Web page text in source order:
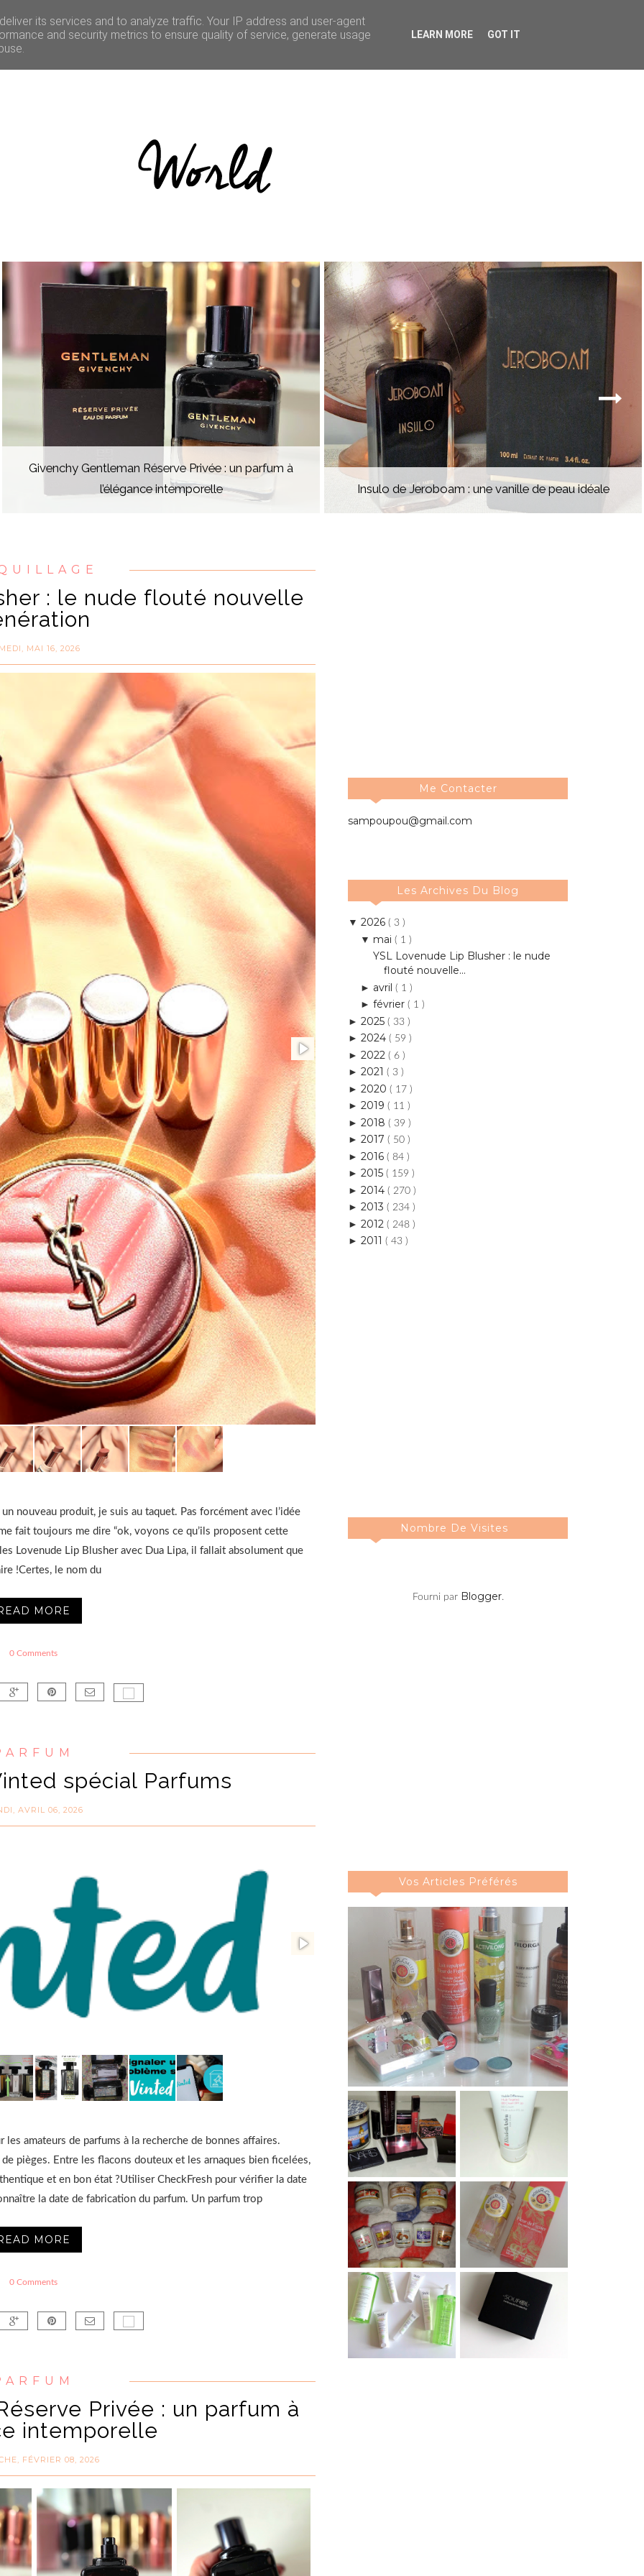
CULTURE BONNES ADRESSES CONCOURS
Givenchy Gentleman Réserve Privée : un parfum à
l’élégance intemporelle
Insulo de Jeroboam : une vanille de peau idéale
: le nude flouté nouvelle
MAI 16, 2026
nouveau produit, je suis au taquet. Pas forcément avec l’idée
fait toujours me dire “ok, voyons ce qu’ils proposent cette
Lovenude Lip Blusher avec Dua Lipa, il fallait absolument que
!Certes, le nom du
MORE
0 Comments
spécial Parfums
AVRIL 06, 2026
amateurs de parfums à la recherche de bonnes affaires.
pièges. Entre les flacons douteux et les arnaques bien ficelées,
et en bon état ?Utiliser CheckFresh pour vérifier la date
la date de fabrication du parfum. Un parfum trop
MORE
0 Comments
Privée : un parfum à
intemporelle
FÉVRIER 08, 2026
Me Contacter
sampoupou@gmail.com
Les Archives Du Blog
▼ 2026 ( 3 )
▼ mai ( 1 )
YSL Lovenude Lip Blusher : le nude
flouté nouvelle...
► avril ( 1 )
► février ( 1 )
► 2025 ( 33 )
► 2024 ( 59 )
► 2022 ( 6 )
► 2021 ( 3 )
► 2020 ( 17 )
► 2019 ( 11 )
► 2018 ( 39 )
► 2017 ( 50 )
► 2016 ( 84 )
► 2015 ( 159 )
► 2014 ( 270 )
► 2013 ( 234 )
► 2012 ( 248 )
► 2011 ( 43 )
Nombre De Visites
Fourni par Blogger.
Vos Articles Préférés
its services and to analyze traffic. Your IP address and user-agent
and security metrics to ensure quality of service, generate usage
LEARN MORE GOT IT